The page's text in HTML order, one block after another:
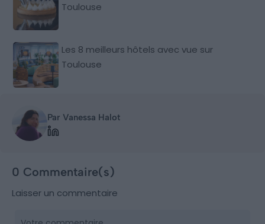
Toulouse
Les 8 meilleurs hôtels avec vue sur
Toulouse
Par Vanessa Halot
0 Commentaire(s)
Laisser un commentaire